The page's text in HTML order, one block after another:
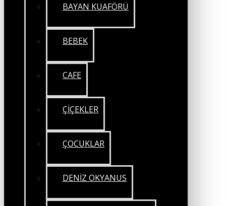
BAYAN KUAFÖRÜ
BEBEK
CAFE
ÇİÇEKLER
ÇOCUKLAR
DENİZ OKYANUS